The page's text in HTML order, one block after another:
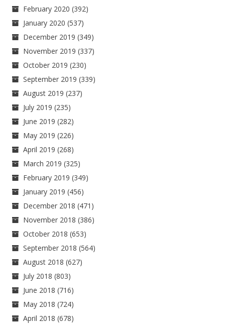
February 2020 (392)
January 2020 (537)
December 2019 (349)
November 2019 (337)
October 2019 (230)
September 2019 (339)
August 2019 (237)
July 2019 (235)
June 2019 (282)
May 2019 (226)
April 2019 (268)
March 2019 (325)
February 2019 (349)
January 2019 (456)
December 2018 (471)
November 2018 (386)
October 2018 (653)
September 2018 (564)
August 2018 (627)
July 2018 (803)
June 2018 (716)
May 2018 (724)
April 2018 (678)